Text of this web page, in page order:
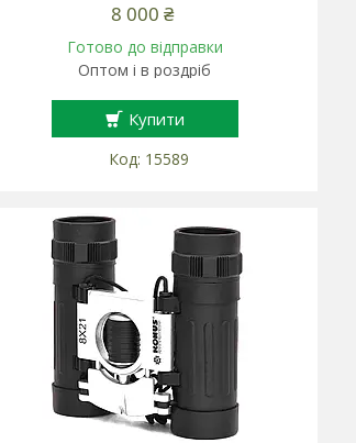
8 000 ₴
Готово до відправки
Оптом і в роздріб
Купити
15589